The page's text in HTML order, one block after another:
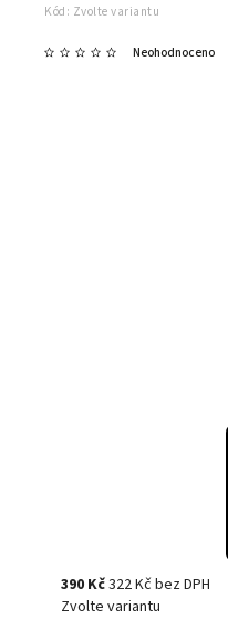
Kód: Zvolte variantu
Neohodnoceno
390 Kč322 Kč bez DPH
Zvolte variantu